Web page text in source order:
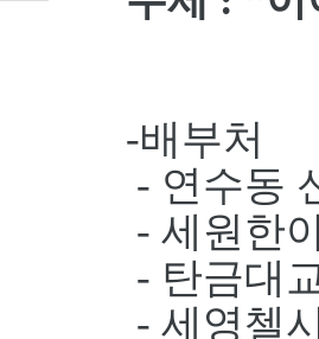
-배부처
- 연수동
- 세원한
- 탄금대
- 세영첼